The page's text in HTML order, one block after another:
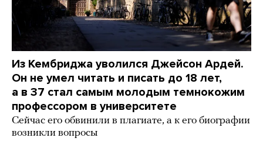
Из Кембриджа уволился Джейсон Ардей.
Он не умел читать и писать до 18 лет,
а в 37 стал самым молодым темнокожим
профессором в университете
Сейчас его обвинили в плагиате, а к его биографии
возникли вопросы